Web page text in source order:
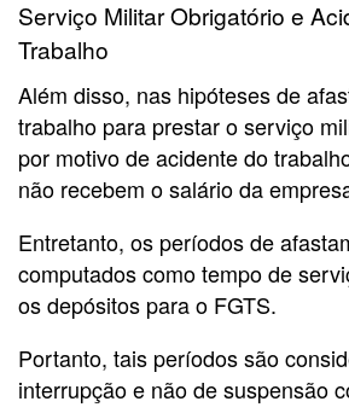
Serviço Militar Obrigatório e
Trabalho
Além disso, nas hipóteses de
trabalho para prestar o serviço
por motivo de acidente do
não recebem o salário da
Entretanto, os períodos de
computados como tempo de
os depósitos para o FGTS.
Portanto, tais períodos são
interrupção e não de suspensão